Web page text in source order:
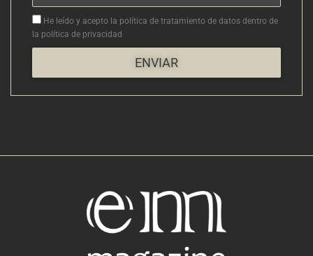
Aceptacion
He leído y acepto la política de tratamiento de datos dentro de
la política de privacidad
ENVIAR